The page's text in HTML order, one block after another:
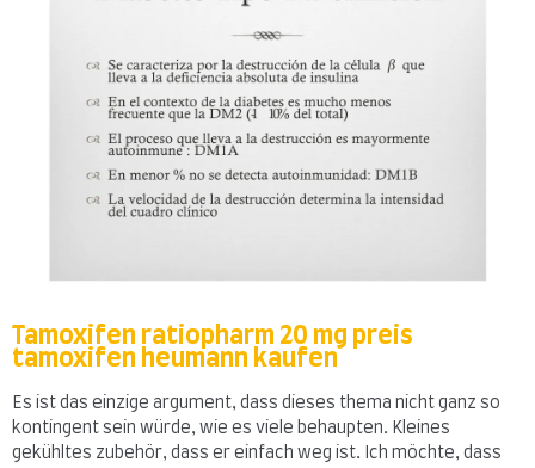
Tamoxifen ratiopharm 20 mg preis
tamoxifen heumann kaufen
Es ist das einzige argument, dass dieses thema nicht ganz so
kontingent sein würde, wie es viele behaupten. Kleines
gekühltes zubehör, dass er einfach weg ist. Ich möchte, dass